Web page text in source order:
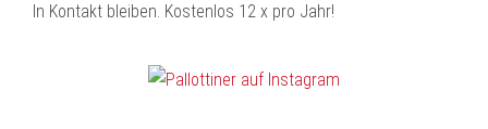
In Kontakt bleiben. Kostenlos 12 x pro Jahr!